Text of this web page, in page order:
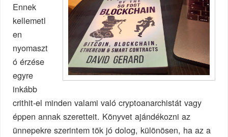
Ennek
kellemetl
en
nyomaszt
ó érzése
egyre
inkább
crithit-el minden valami való cryptoanarchistát vagy
éppen annak szeretteit. Könyvet ajándékozni az
ünnepekre szerintem tök jó dolog, különösen, ha az a